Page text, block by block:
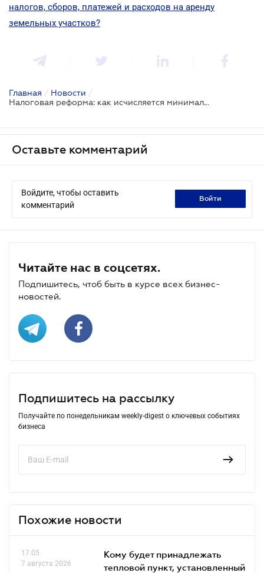
налогов, сборов, платежей и расходов на аренду
земельных участков?
Главная / Новости /
Налоговая реформа: как исчисляется минимальное налоговое обязательство
Оставьте комментарий
Войдите, чтобы оставить
комментарий
войти
Читайте нас в соцсетях.
Подпишитесь, чтоб быть в курсе всех бизнес-
новостей.
Подпишитесь на рассылку
Получайте по понедельникам weekly-digest о ключевых событиях
бизнеса
Похожие новости
17.05
7 августа 2026
Кому будет принадлежать
тепловой пункт, установленный